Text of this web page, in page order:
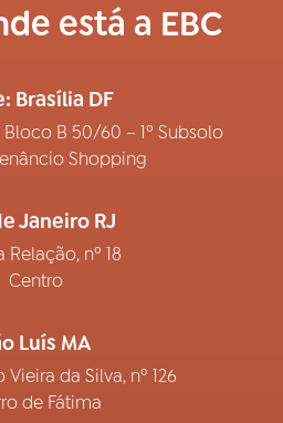
está a EBC
Brasília DF
B 50/60 – 1º Subsolo
Shopping
Janeiro RJ
Relação, nº 18
Centro
Luís MA
da Silva, nº 126
de Fátima